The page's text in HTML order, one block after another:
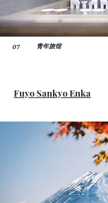
07 青年旅馆
FuyoSankyo Enka